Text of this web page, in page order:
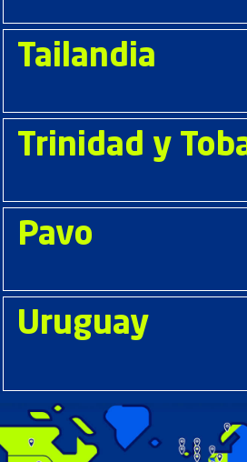
Tailandia
Trinidad y
Pavo
Uruguay